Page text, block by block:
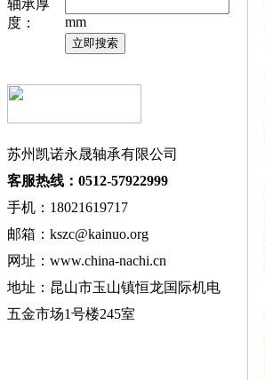
轴承厚
度：
mm
苏州凯诺永晟轴承有限公司
客服热线：0512-57922999
手机：18021619717
邮箱：kszc@kainuo.org
网址：www.china-nachi.cn
地址：昆山市玉山镇恒龙国际机电
五金市场1号楼245室